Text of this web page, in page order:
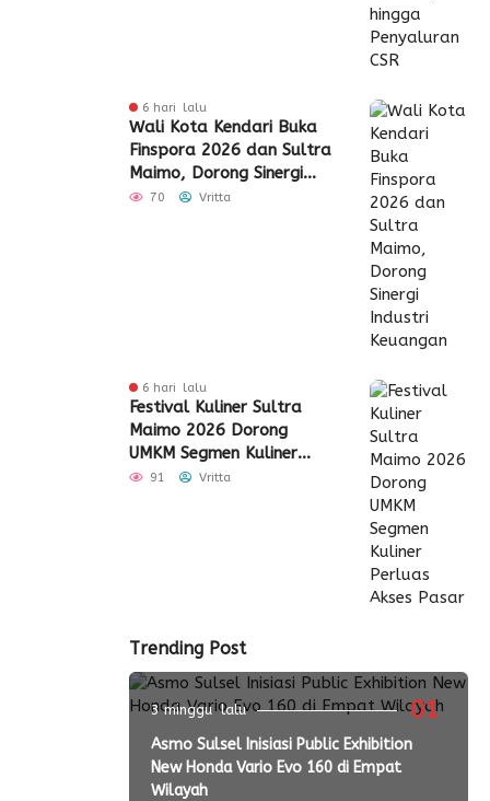
6 hari lalu
Wali Kota Kendari Buka
Finspora 2026 dan Sultra
Maimo, Dorong Sinergi
Industri Keuangan
70 Vritta
6 hari lalu
Festival Kuliner Sultra
Maimo 2026 Dorong
UMKM Segmen Kuliner
Perluas Akses Pasar
91 Vritta
Trending Post
01
3 minggu lalu
Asmo Sulsel Inisiasi Public Exhibition
New Honda Vario Evo 160 di Empat
Wilayah